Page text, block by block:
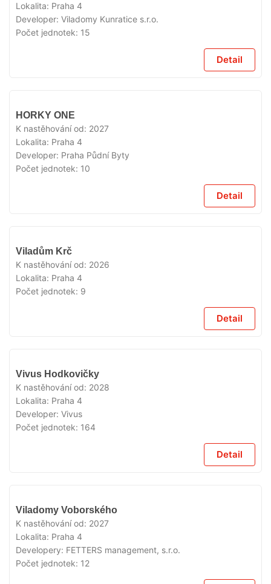
Lokalita: Praha 4
Developer: Viladomy Kunratice s.r.o.
Počet jednotek: 15
Detail
HORKY ONE
K nastěhování od: 2027
Lokalita: Praha 4
Developer: Praha Půdní Byty
Počet jednotek: 10
Detail
Viladům Krč
K nastěhování od: 2026
Lokalita: Praha 4
Počet jednotek: 9
Detail
Vivus Hodkovičky
K nastěhování od: 2028
Lokalita: Praha 4
Developer: Vivus
Počet jednotek: 164
Detail
Viladomy Voborského
K nastěhování od: 2027
Lokalita: Praha 4
Developery: FETTERS management, s.r.o.
Počet jednotek: 12